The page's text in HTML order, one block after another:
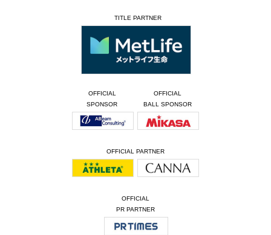
TITLE PARTNER
OFFICIAL
SPONSOR
OFFICIAL
BALL SPONSOR
OFFICIAL PARTNER
OFFICIAL
PR PARTNER